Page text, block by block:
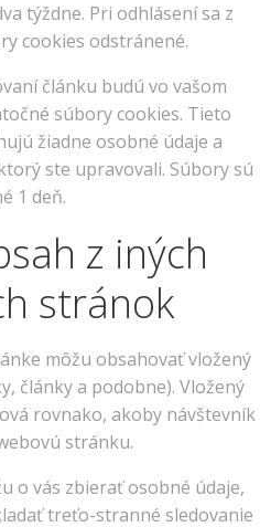
týždne. Pri odhlásení sa z
cookies odstránené.
článku budú vo vašom
súbory cookies. Tieto
žiadne osobné údaje a
ste upravovali. Súbory sú
1 deň.
z iných
stránok
môžu obsahovať vložený
články a podobne). Vložený
rovnako, akoby návštevník
stránku.
o vás zbierať osobné údaje,
treťo-stranné sledovanie